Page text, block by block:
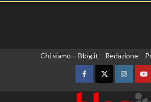
Chi siamo – Blog.it Redazione
FacebookTwitter